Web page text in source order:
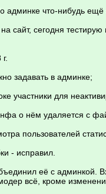
админке что-нибудь ещё
сайт, сегодня
задавать в админке;
участники для
о нём удаляется с
пользователей
- исправил.
её с админкой.
всё, кроме